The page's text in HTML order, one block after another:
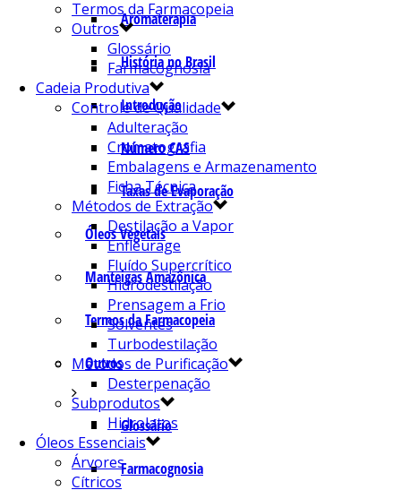
Aromaterapia
História no Brasil
Introdução
Número CAS
Taxas de Evaporação
Óleos Vegetais
Manteigas Amazônica
Termos da Farmacopeia
Outros
Glossário
Farmacognosia
Termos da Farmacopeia
Outros
Glossário
Farmacognosia
Cadeia Produtiva
Controle de Qualidade
Adulteração
Cromatografia
Embalagens e Armazenamento
Ficha Técnica
Métodos de Extração
Destilação a Vapor
Enfleurage
Fluído Supercrítico
Hidrodestilação
Prensagem a Frio
Solventes
Turbodestilação
Métodos de Purificação
Desterpenação
Subprodutos
Hidrolatos
Óleos Essenciais
Árvores
Cítricos